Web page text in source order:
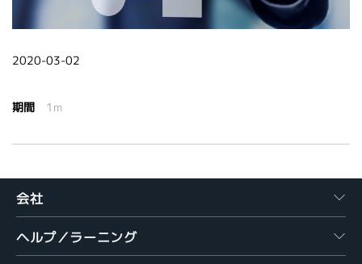
2020-03-02
期間 1m
会社
ヘルプ／ラーニング